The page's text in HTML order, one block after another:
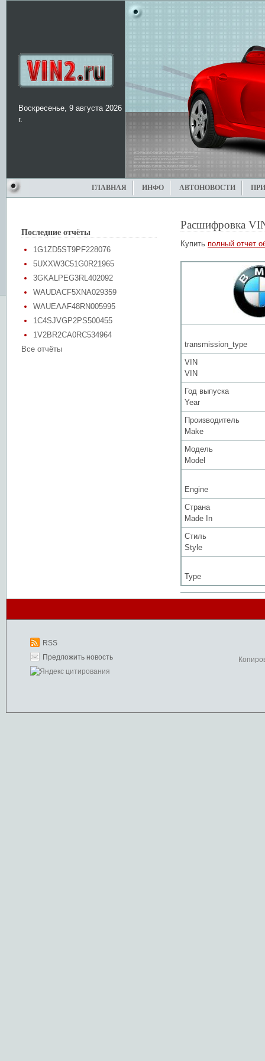
Воскресенье, 9 августа 2026
г.
ГЛАВНАЯ ИНФО АВТОНОВОСТИ
Последние отчёты
1G1ZD5ST9PF228076
5UXXW3C51G0R21965
3GKALPEG3RL402092
WAUDACF5XNA029359
WAUEAAF48RN005995
1C4SJVGP2PS500455
1V2BR2CA0RC534964
Все отчёты
Расшифровка
Купить полный отчет
transmission_type
VIN
VIN
Год выпуска
Year
Производитель
Make
Модель
Model
Engine
Страна
Made In
Стиль
Style
Type
RSS
Предложить новость